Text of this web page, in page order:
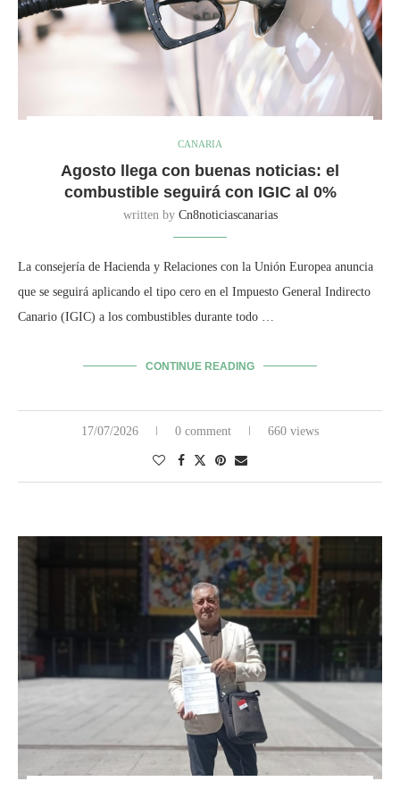
CANARIA
Agosto llega con buenas noticias: el
combustible seguirá con IGIC al 0%
written by Cn8noticiascanarias
La consejería de Hacienda y Relaciones con la Unión Europea anuncia
que se seguirá aplicando el tipo cero en el Impuesto General Indirecto
Canario (IGIC) a los combustibles durante todo …
CONTINUE READING
17/07/2026 0 comment 660 views